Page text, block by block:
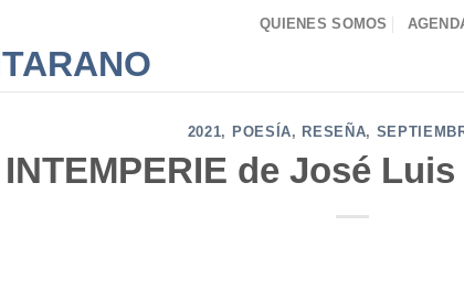
QUIENES SOMOS
2021, POESÍA, RESEÑA,
INTEMPERIE de José